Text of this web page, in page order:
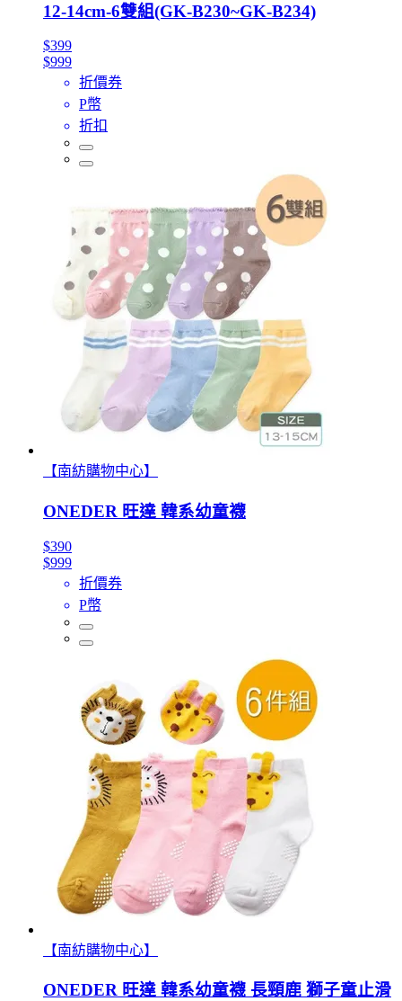
12-14cm-6雙組(GK-B230~GK-B234)
$399
$999
折價券
P幣
折扣
【南紡購物中心】
ONEDER 旺達 韓系幼童襪
$390
$999
折價券
P幣
【南紡購物中心】
ONEDER 旺達 韓系幼童襪 長頸鹿 獅子童止滑